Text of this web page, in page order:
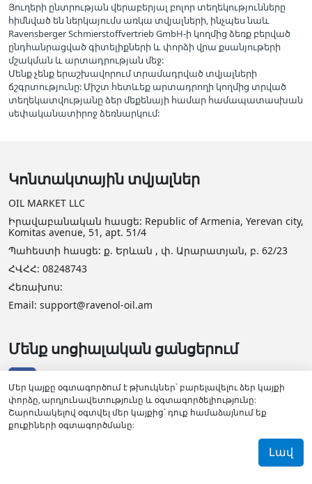
Յուղերի ընտրության վերաբերյալ բոլոր տեղեկությունները
հիմնված են ներկայումս առկա տվյալների, ինչպես նաև
Ravensberger Schmierstoffvertrieb GmbH-ի կողմից ձեռք բերված
ընդհանրացված գիտելիքների և փորձի վրա քսանյութերի
մշակման և արտադրության մեջ:
Մենք չենք երաշխավորում տրամադրված տվյալների
ճշգրտությունը: Միշտ հետևեք արտադրողի կողմից տրված
տեղեկատվությանը ձեր մեքենայի համար համապատասխան
սեփականատիրոջ ձեռնարկում:
Կոնտակտային տվյալներ
OIL MARKET LLC
Իրավաբանական հասցե: Republic of Armenia, Yerevan city,
Komitas avenue, 51, apt. 51/4
Պահեստի հասցե: ք. Երևան , փ. Արարատյան, բ. 62/23
ՀՎՀՀ: 08248743
Հեռախոս:
Email: support@ravenol-oil.am
Մենք սոցիալական ցանցերում
Մեր կայքը օգտագործում է թխուկներ՝ բարելավելու ձեր կայքի
փորձը, արդյունավետությունը և օգտագործելիությունը:
Շարունակելով օգտվել մեր կայքից՝ դուք համաձայնում եք
քուքիների օգտագործմանը:
Լավ